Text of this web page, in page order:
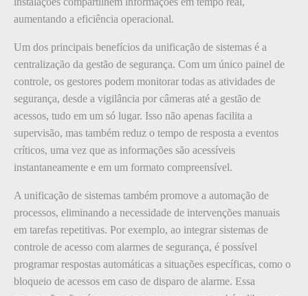
aumentando a eficiência operacional.
Um dos principais benefícios da unificação de sistemas é a
centralização da gestão de segurança. Com um único painel de
controle, os gestores podem monitorar todas as atividades de
segurança, desde a vigilância por câmeras até a gestão de
acessos, tudo em um só lugar. Isso não apenas facilita a
supervisão, mas também reduz o tempo de resposta a eventos
críticos, uma vez que as informações são acessíveis
instantaneamente e em um formato compreensível.
A unificação de sistemas também promove a automação de
processos, eliminando a necessidade de intervenções manuais
em tarefas repetitivas. Por exemplo, ao integrar sistemas de
controle de acesso com alarmes de segurança, é possível
programar respostas automáticas a situações específicas, como o
bloqueio de acessos em caso de disparo de alarme. Essa